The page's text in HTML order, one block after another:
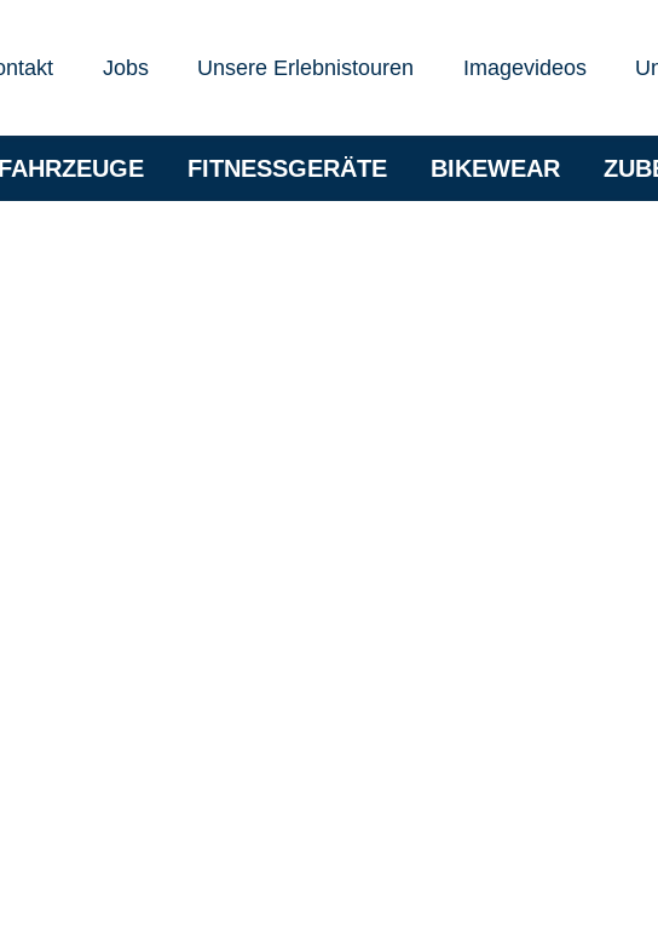
Jobs Unsere Erlebnistouren Imagevideos
FITNESSGERÄTE BIKEWEAR